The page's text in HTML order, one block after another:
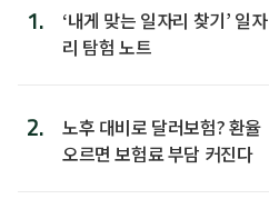
1.
‘내게 맞는 일자리 찾기’ 일자
리 탐험 노트
2.
노후 대비로 달러보험? 환율
오르면 보험료 부담 커진다